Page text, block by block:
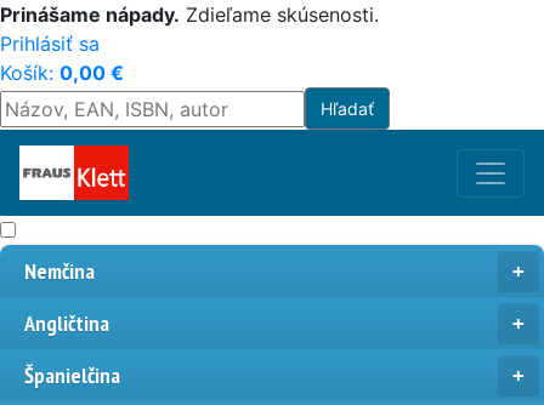
Prinášame nápady. Zdieľame skúsenosti.
Prihlásiť sa
Košík: 0,00 €
Nemčina
Angličtina
Španielčina